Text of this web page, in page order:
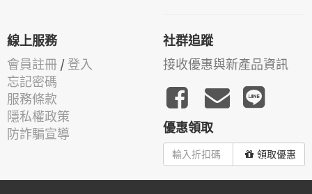
線上服務
會員註冊 / 登入
忘記密碼
服務條款
隱私權政策
防詐騙宣導
社群追蹤
接收優惠與新產品資訊
優惠領取
領取優惠